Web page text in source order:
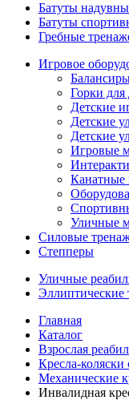
Батуты
Батуты
Гребные
Игровое
Горки для
Детские
Детские
Детские
Игровые
Канатные
Уличные
Силовые
Степперы
Уличные
Эллиптические
Главная
Каталог
Взрослая
Кресла-
Механические
Инвалидная